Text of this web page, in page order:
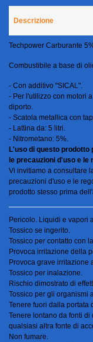
Descrizione
Techpower Carburante
Combustibile a base di
- Con additivo "SICAL".
- Per l'utilizzo con motori
diporto.
- Scatola metallica con
- Lattina da: 5 litri.
- Nitrometano: 5%.
L'uso di questo
le precauzioni d'uso e le
Vi invitiamo a consultare
precauzioni d'uso e le
prodotto stesso prima
Pericolo. Liquidi e vapori
Tossico se ingerito.
Tossico per contatto con
Provoca irritazione della
Provoca grave irritazione
Tossico per inalazione.
Rischio dimostrato di
Tossico per gli organismi
Tenere fuori dalla portata
Tenere lontano da fonti
qualsiasi altra fonte di
Non fumare.